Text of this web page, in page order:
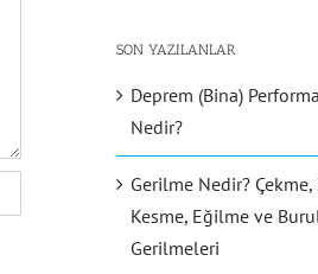
SON YAZILANLAR
Deprem (Bina)
Nedir?
Gerilme Nedir? Çekme,
Kesme, Eğilme ve
Gerilmeleri